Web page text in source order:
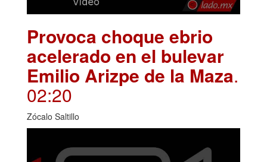
Provoca choque ebrio
acelerado en el bulevar
Emilio Arizpe de la Maza.
02:20
Zócalo Saltillo